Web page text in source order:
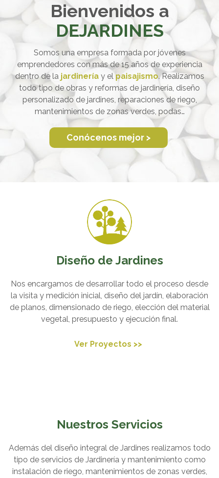
Bienvenidos a
DEJARDINES
Somos una empresa formada por jóvenes
emprendedores con más de 15 años de experiencia
dentro de la jardineríay elpaisajismo. Realizamos
todo tipo de obras y reformas de jardinería, diseño
personalizado de jardines, reparaciones de riego,
mantenimientos de zonas verdes, podas…
Conócenos mejor >
Diseño de Jardines
Nos encargamos de desarrollar todo el proceso desde
la visita y medición inicial, diseño del jardín, elaboración
de planos, dimensionado de riego, elección del material
vegetal, presupuesto y ejecución final.
Ver Proyectos >>
Nuestros Servicios
Además del diseño integral de Jardines realizamos todo
tipo de servicios de Jardinería y mantenimiento como
instalación de riego, mantenimientos de zonas verdes,